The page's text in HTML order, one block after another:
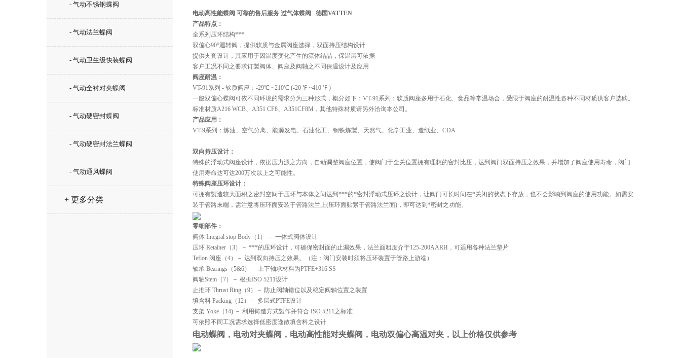
- 气动不锈钢蝶阀
- 气动法兰蝶阀
- 气动卫生级快装蝶阀
- 气动全衬对夹蝶阀
- 气动硬密封蝶阀
- 气动硬密封法兰蝶阀
- 气动通风蝶阀
+ 更多分类
电动高性能蝶阀 可靠的售后服务 过气体蝶阀
德国VATTEN
产品特点：
全系列压环结构***
双偏心90°迴转阀，提供软质与金属阀座选择，双面持压结构设计
提供夹套设计，其应用于因温度变化产生的流体结晶，保温层可依据
客户工况不同之要求订製阀体、阀座及阀轴之不同保温设计及应用
阀座耐温：
VT-91系列 - 软质阀座：-29℃ ~210℃ (-20 ℉ ~410 ℉ )
一般双偏心蝶阀可依不同环境的需求分为三种形式，概分如下：VT-91系列：软质阀座多用于石化、食品等常温场合，受限于阀座的耐温性各种不同材质供客户选购。
标准材质A216 WCB、A351 CF8、A351CF8M，其他特殊材质请另外洽询本公司。
产品应用：
VT-9系列：炼油、空气分离、能源发电、石油化工、钢铁炼製、天然气、化学工业、造纸业、CDA
双向持压设计：
特殊的浮动式阀座设计，依据压力源之方向，自动调整阀座位置，使阀门于全关位置拥有理想的密封比压，达到阀门双面持压之效果，并增加了阀座使用寿命，阀门
使用寿命达可达200万次以上之可能性。
特殊阀座压环设计：
可拥有製造较大面积之密封空间于压环与本体之间达到***的*密封浮动式压环之设计，让阀门可长时间在*关闭的状态下存放，也不会影响到阀座的使用功能。如需安
装于管路末端，需注意将压环面安装于管路法兰上(压环面贴紧于管路法兰面)，即可达到*密封之功能。
零细部件：
阀体 Integral stop Body（1） － 一体式阀体设计
压环 Retainer（3）－ ***的压环设计，可确保密封面的止漏效果，法兰面粗度介于125-200AARH，可适用各种法兰垫片
Teflon 阀座（4）－ 达到双向持压之效果。（注：阀门安装时须将压环装置于管路上游端）
轴承 Bearings（5&6）－ 上下轴承材料为PTFE+316 SS
阀轴Stem（7）－ 根据ISO 5211设计
止推环 Thrust Ring（9）－ 防止阀轴错位以及稳定阀轴位置之装置
填含料 Packing（12）－ 多层式PTFE设计
支架 Yoke（14) － 利用铸造方式製作并符合 ISO 5211之标准
可依照不同工况需求选择低密度逸散填含料之设计
电动蝶阀， 电动对夹蝶阀， 电动高性能对夹蝶阀， 电动双偏心高温对夹，以上价格仅供参考